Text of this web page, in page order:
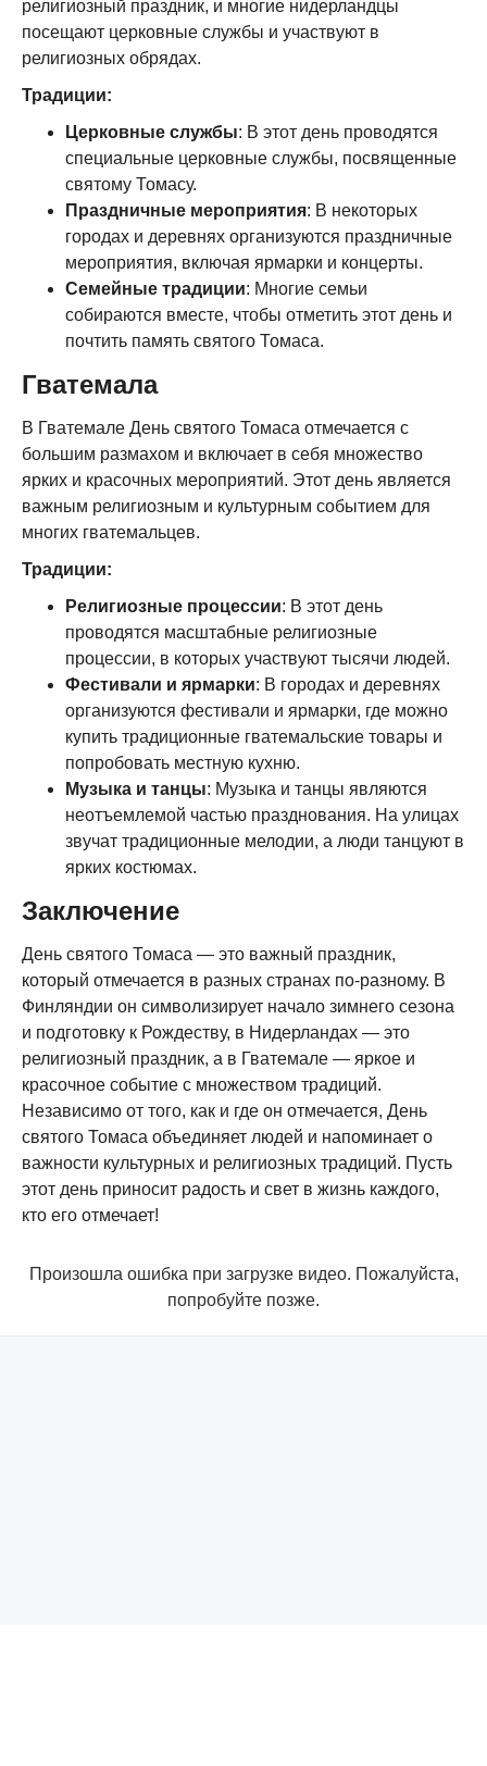
религиозный праздник, и многие нидерландцы
посещают церковные службы и участвуют в
религиозных обрядах.
Традиции:
Церковные службы: В этот день проводятся
специальные церковные службы, посвященные
святому Томасу.
Праздничные мероприятия: В некоторых
городах и деревнях организуются праздничные
мероприятия, включая ярмарки и концерты.
Семейные традиции: Многие семьи
собираются вместе, чтобы отметить этот день и
почтить память святого Томаса.
Гватемала
В Гватемале День святого Томаса отмечается с
большим размахом и включает в себя множество
ярких и красочных мероприятий. Этот день является
важным религиозным и культурным событием для
многих гватемальцев.
Традиции:
Религиозные процессии: В этот день
проводятся масштабные религиозные
процессии, в которых участвуют тысячи людей.
Фестивали и ярмарки: В городах и деревнях
организуются фестивали и ярмарки, где можно
купить традиционные гватемальские товары и
попробовать местную кухню.
Музыка и танцы: Музыка и танцы являются
неотъемлемой частью празднования. На улицах
звучат традиционные мелодии, а люди танцуют в
ярких костюмах.
Заключение
День святого Томаса — это важный праздник,
который отмечается в разных странах по-разному. В
Финляндии он символизирует начало зимнего сезона
и подготовку к Рождеству, в Нидерландах — это
религиозный праздник, а в Гватемале — яркое и
красочное событие с множеством традиций.
Независимо от того, как и где он отмечается, День
святого Томаса объединяет людей и напоминает о
важности культурных и религиозных традиций. Пусть
этот день приносит радость и свет в жизнь каждого,
кто его отмечает!
Произошла ошибка при загрузке видео. Пожалуйста,
попробуйте позже.